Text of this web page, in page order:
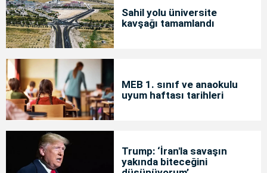
Sahil yolu üniversite
kavşağı tamamlandı
MEB 1. sınıf ve anaokulu
uyum haftası tarihleri
Trump: ‘İran'la savaşın
yakında biteceğini